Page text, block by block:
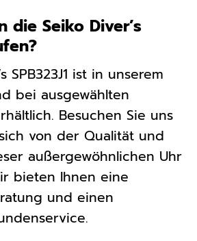
die Seiko Diver’s
SPB323J1 ist in unserem
bei ausgewählten
Besuchen Sie uns
von der Qualität und
außergewöhnlichen Uhr
bieten Ihnen eine
und einen